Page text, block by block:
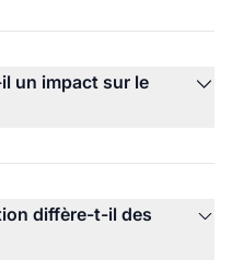
un impact sur le
diffère-t-il des